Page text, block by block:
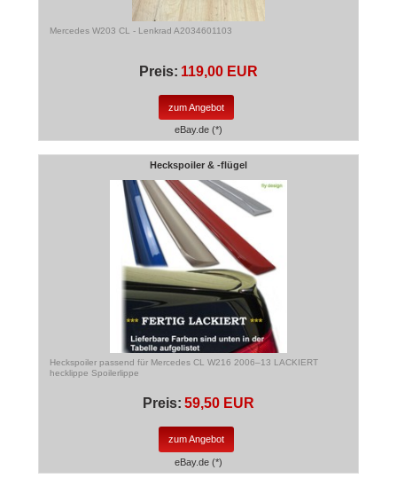
Mercedes W203 CL - Lenkrad A2034601103
Preis: 119,00 EUR
zum Angebot
eBay.de (*)
Heckspoiler & -flügel
Heckspoiler passend für Mercedes CL W216 2006–13 LACKIERT
hecklippe Spoilerlippe
Preis: 59,50 EUR
zum Angebot
eBay.de (*)